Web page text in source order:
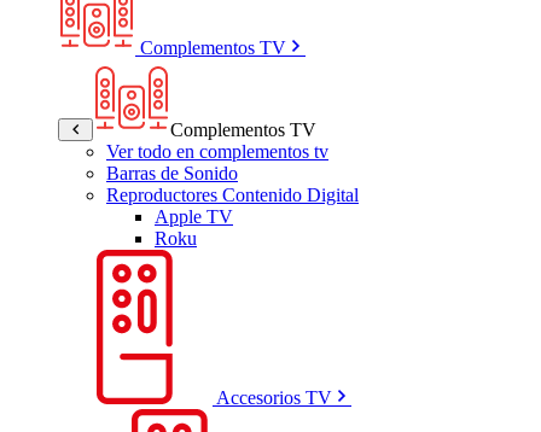
Complementos TV
Complementos TV
Ver todo en complementos tv
Barras de Sonido
Reproductores Contenido Digital
Apple TV
Roku
Accesorios TV